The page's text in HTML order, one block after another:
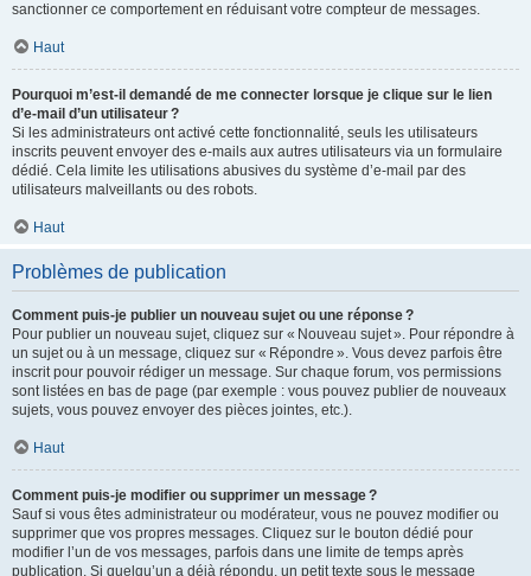
sanctionner ce comportement en réduisant votre compteur de messages.
Haut
Pourquoi m’est-il demandé de me connecter lorsque je clique sur le lien
d’e-mail d’un utilisateur ?
Si les administrateurs ont activé cette fonctionnalité, seuls les utilisateurs
inscrits peuvent envoyer des e-mails aux autres utilisateurs via un formulaire
dédié. Cela limite les utilisations abusives du système d’e-mail par des
utilisateurs malveillants ou des robots.
Haut
Problèmes de publication
Comment puis-je publier un nouveau sujet ou une réponse ?
Pour publier un nouveau sujet, cliquez sur « Nouveau sujet ». Pour répondre à
un sujet ou à un message, cliquez sur « Répondre ». Vous devez parfois être
inscrit pour pouvoir rédiger un message. Sur chaque forum, vos permissions
sont listées en bas de page (par exemple : vous pouvez publier de nouveaux
sujets, vous pouvez envoyer des pièces jointes, etc.).
Haut
Comment puis-je modifier ou supprimer un message ?
Sauf si vous êtes administrateur ou modérateur, vous ne pouvez modifier ou
supprimer que vos propres messages. Cliquez sur le bouton dédié pour
modifier l’un de vos messages, parfois dans une limite de temps après
publication. Si quelqu’un a déjà répondu, un petit texte sous le message